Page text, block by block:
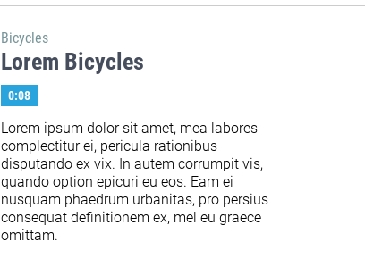
Bicycles
Lorem Bicycles
0:08
Lorem ipsum dolor sit amet, mea labores
complectitur ei, pericula rationibus
disputando ex vix. In autem corrumpit vis,
quando option epicuri eu eos. Eam ei
nusquam phaedrum urbanitas, pro persius
consequat definitionem ex, mel eu graece
omittam.